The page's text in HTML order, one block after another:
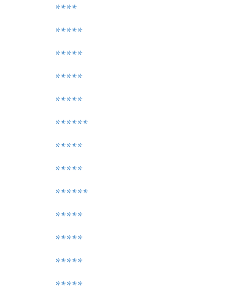
****
*****
*****
*****
*****
******
*****
*****
******
*****
*****
*****
*****